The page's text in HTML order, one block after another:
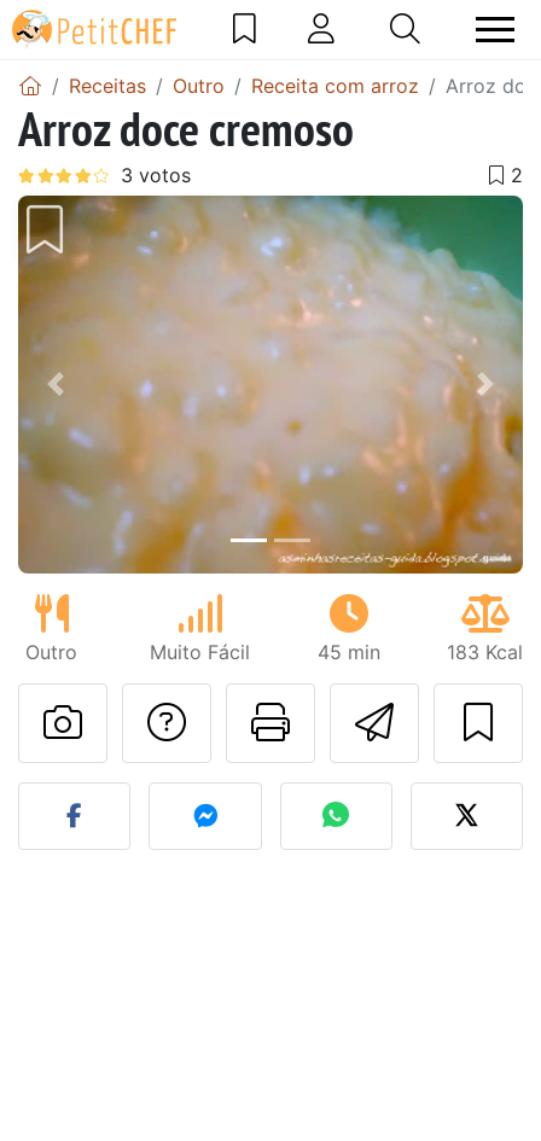
Receitas Outro Receita com arroz Arroz
Arroz doce cremoso
Anterior Next
Outro Muito Fácil 45 min 183 Kcal
Imprima
Falar com o autor
Fez esta receita?